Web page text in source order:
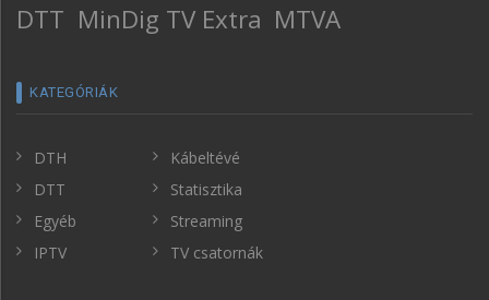
DTT MinDig TV Extra MTVA
KATEGÓRIÁK
DTH
DTT
Egyéb
IPTV
Kábeltévé
Statisztika
Streaming
TV csatornák